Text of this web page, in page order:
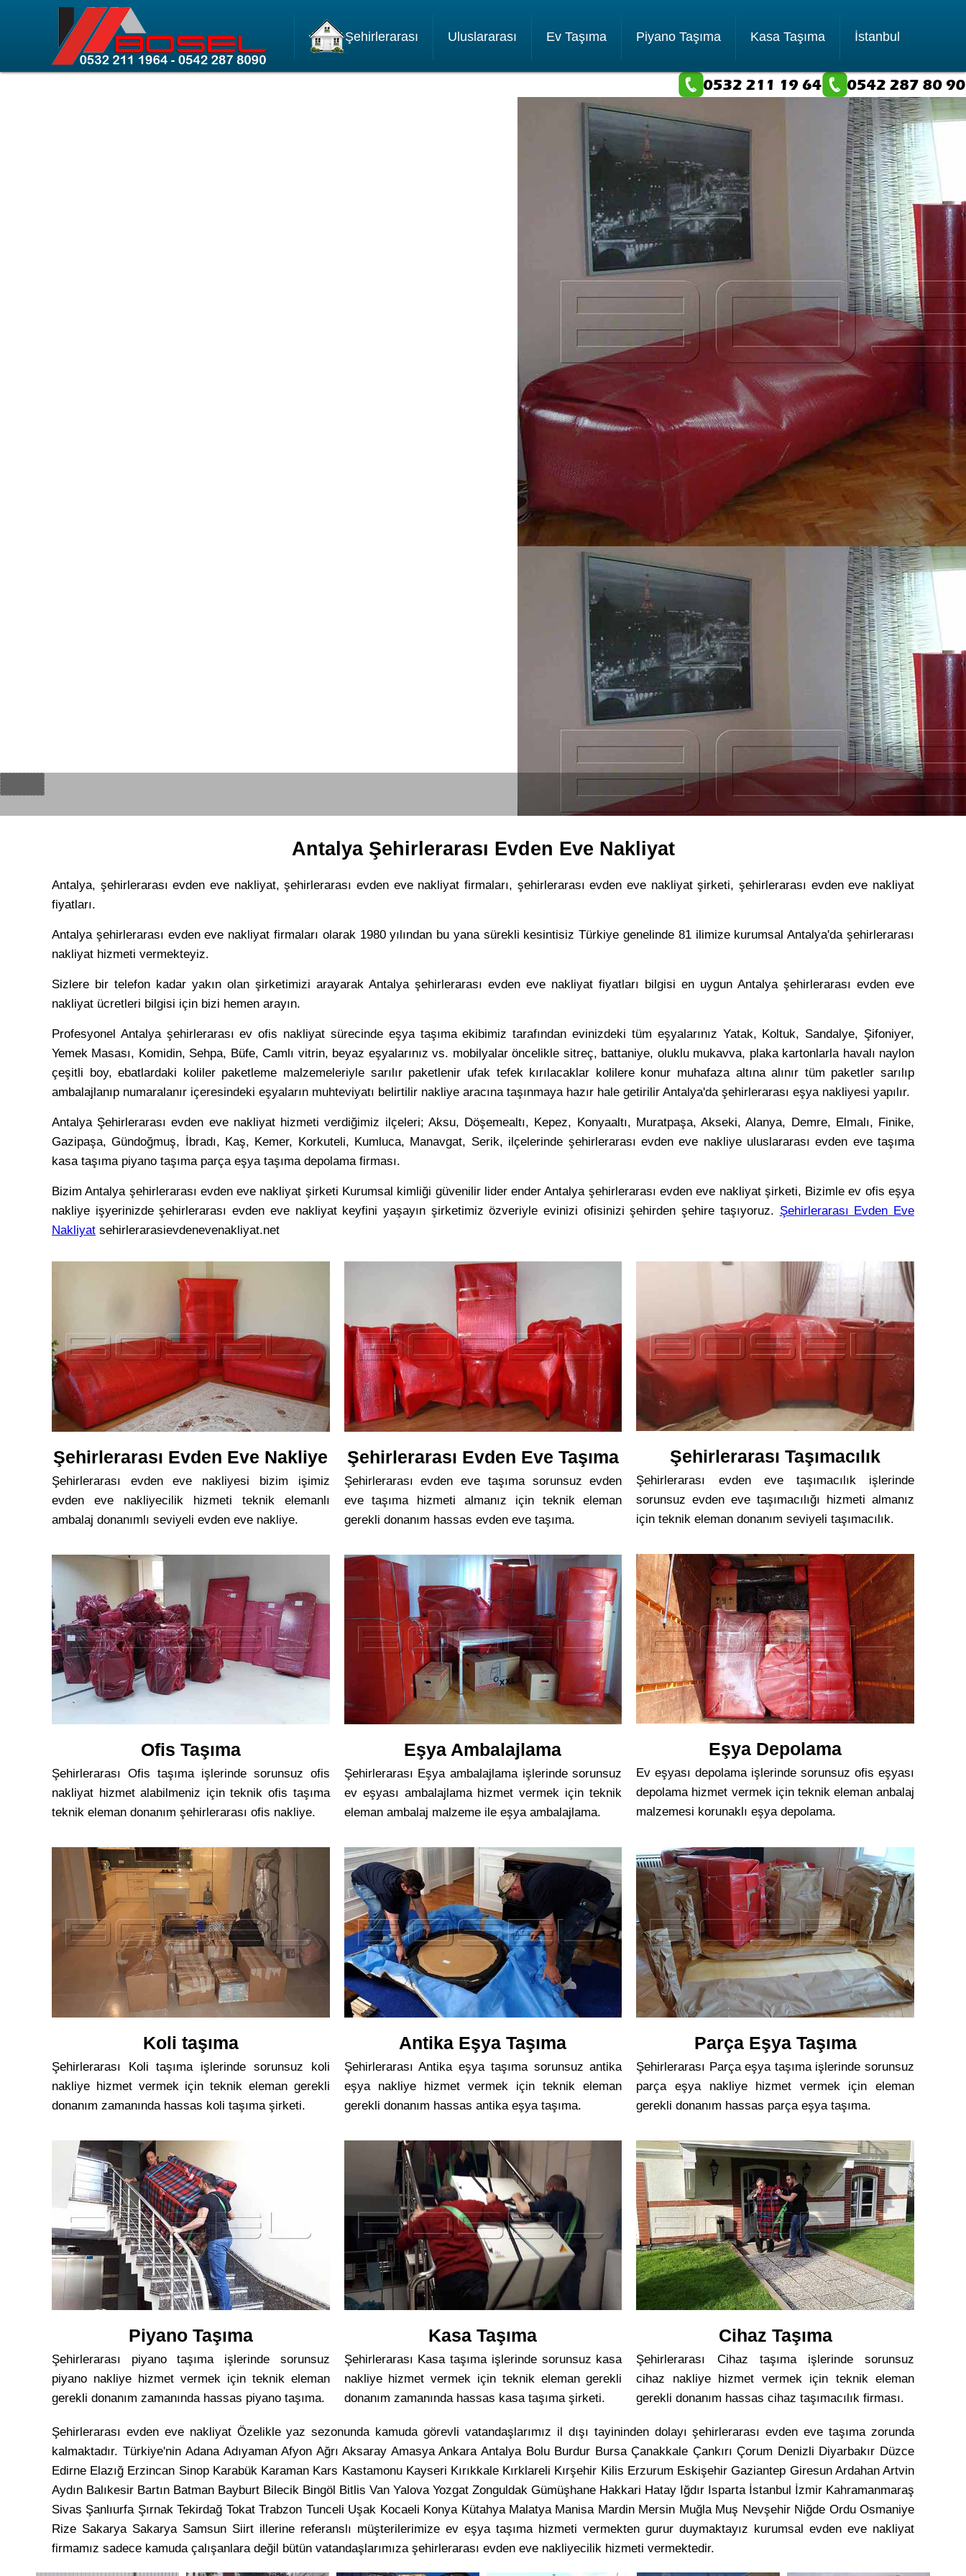
Şehirlerarası Uluslararası Ev Taşıma Piyano Taşıma Kasa Taşıma İstanbul
Antalya Şehirlerarası Evden Eve Nakliyat
Antalya, şehirlerarası evden eve nakliyat, şehirlerarası evden eve nakliyat firmaları, şehirlerarası evden eve nakliyat şirketi, şehirlerarası evden eve nakliyat
fiyatları.
Antalya şehirlerarası evden eve nakliyat firmaları olarak 1980 yılından bu yana sürekli kesintisiz Türkiye genelinde 81 ilimize kurumsal Antalya'da şehirlerarası
nakliyat hizmeti vermekteyiz.
Sizlere bir telefon kadar yakın olan şirketimizi arayarak Antalya şehirlerarası evden eve nakliyat fiyatları bilgisi en uygun Antalya şehirlerarası evden eve
nakliyat ücretleri bilgisi için bizi hemen arayın.
Profesyonel Antalya şehirlerarası ev ofis nakliyat sürecinde eşya taşıma ekibimiz tarafından evinizdeki tüm eşyalarınız Yatak, Koltuk, Sandalye, Şifoniyer,
Yemek Masası, Komidin, Sehpa, Büfe, Camlı vitrin, beyaz eşyalarınız vs. mobilyalar öncelikle sitreç, battaniye, oluklu mukavva, plaka kartonlarla havalı naylon
çeşitli boy, ebatlardaki koliler paketleme malzemeleriyle sarılır paketlenir ufak tefek kırılacaklar kolilere konur muhafaza altına alınır tüm paketler sarılıp
ambalajlanıp numaralanır içeresindeki eşyaların muhteviyatı belirtilir nakliye aracına taşınmaya hazır hale getirilir Antalya'da şehirlerarası eşya nakliyesi yapılır.
Antalya Şehirlerarası evden eve nakliyat hizmeti verdiğimiz ilçeleri; Aksu, Döşemealtı, Kepez, Konyaaltı, Muratpaşa, Akseki, Alanya, Demre, Elmalı, Finike,
Gazipaşa, Gündoğmuş, İbradı, Kaş, Kemer, Korkuteli, Kumluca, Manavgat, Serik, ilçelerinde şehirlerarası evden eve nakliye uluslararası evden eve taşıma
kasa taşıma piyano taşıma parça eşya taşıma depolama firması.
Bizim Antalya şehirlerarası evden eve nakliyat şirketi Kurumsal kimliği güvenilir lider ender Antalya şehirlerarası evden eve nakliyat şirketi, Bizimle ev ofis eşya
nakliye işyerinizde şehirlerarası evden eve nakliyat keyfini yaşayın şirketimiz özveriyle evinizi ofisinizi şehirden şehire taşıyoruz. Şehirlerarası Evden Eve
Nakliyat sehirlerarasievdenevenakliyat.net
Şehirlerarası Evden Eve Nakliye
Şehirlerarası evden eve nakliyesi bizim işimiz
evden eve nakliyecilik hizmeti teknik elemanlı
ambalaj donanımlı seviyeli evden eve nakliye.
Ofis Taşıma
Şehirlerarası Ofis taşıma işlerinde sorunsuz ofis
nakliyat hizmet alabilmeniz için teknik ofis taşıma
teknik eleman donanım şehirlerarası ofis nakliye.
Şehirlerarası Evden Eve Taşıma
Şehirlerarası evden eve taşıma sorunsuz evden
eve taşıma hizmeti almanız için teknik eleman
gerekli donanım hassas evden eve taşıma.
Eşya Ambalajlama
Şehirlerarası Eşya ambalajlama işlerinde sorunsuz
ev eşyası ambalajlama hizmet vermek için teknik
eleman ambalaj malzeme ile eşya ambalajlama.
Şehirlerarası Taşımacılık
Şehirlerarası evden eve taşımacılık işlerinde
sorunsuz evden eve taşımacılığı hizmeti almanız
için teknik eleman donanım seviyeli taşımacılık.
Eşya Depolama
Ev eşyası depolama işlerinde sorunsuz ofis eşyası
depolama hizmet vermek için teknik eleman anbalaj
malzemesi korunaklı eşya depolama.
Koli taşıma
Şehirlerarası Koli taşıma işlerinde sorunsuz koli
nakliye hizmet vermek için teknik eleman gerekli
donanım zamanında hassas koli taşıma şirketi.
Piyano Taşıma
Şehirlerarası piyano taşıma işlerinde sorunsuz
piyano nakliye hizmet vermek için teknik eleman
gerekli donanım zamanında hassas piyano taşıma.
Antika Eşya Taşıma
Şehirlerarası Antika eşya taşıma sorunsuz antika
eşya nakliye hizmet vermek için teknik eleman
gerekli donanım hassas antika eşya taşıma.
Kasa Taşıma
Şehirlerarası Kasa taşıma işlerinde sorunsuz kasa
nakliye hizmet vermek için teknik eleman gerekli
donanım zamanında hassas kasa taşıma şirketi.
Parça Eşya Taşıma
Şehirlerarası Parça eşya taşıma işlerinde sorunsuz
parça eşya nakliye hizmet vermek için eleman
gerekli donanım hassas parça eşya taşıma.
Cihaz Taşıma
Şehirlerarası Cihaz taşıma işlerinde sorunsuz
cihaz nakliye hizmet vermek için teknik eleman
gerekli donanım hassas cihaz taşımacılık firması.
Şehirlerarası evden eve nakliyat Özelikle yaz sezonunda kamuda görevli vatandaşlarımız il dışı tayininden dolayı şehirlerarası evden eve taşıma zorunda
kalmaktadır. Türkiye'nin Adana Adıyaman Afyon Ağrı Aksaray Amasya Ankara Antalya Bolu Burdur Bursa Çanakkale Çankırı Çorum Denizli Diyarbakır Düzce
Edirne Elazığ Erzincan Sinop Karabük Karaman Kars Kastamonu Kayseri Kırıkkale Kırklareli Kırşehir Kilis Erzurum Eskişehir Gaziantep Giresun Ardahan Artvin
Aydın Balıkesir Bartın Batman Bayburt Bilecik Bingöl Bitlis Van Yalova Yozgat Zonguldak Gümüşhane Hakkari Hatay Iğdır Isparta İstanbul İzmir Kahramanmaraş
Sivas Şanlıurfa Şırnak Tekirdağ Tokat Trabzon Tunceli Uşak Kocaeli Konya Kütahya Malatya Manisa Mardin Mersin Muğla Muş Nevşehir Niğde Ordu Osmaniye
Rize Sakarya Sakarya Samsun Siirt illerine referanslı müşterilerimize ev eşya taşıma hizmeti vermekten gurur duymaktayız kurumsal evden eve nakliyat
firmamız sadece kamuda çalışanlara değil bütün vatandaşlarımıza şehirlerarası evden eve nakliyecilik hizmeti vermektedir.